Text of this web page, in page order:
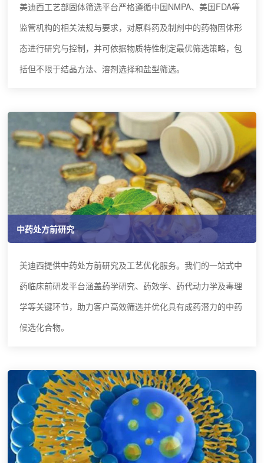
美迪西工艺部固体筛选平台严格遵循中国NMPA、美国FDA等
监管机构的相关法规与要求，对原料药及制剂中的药物固体形
态进行研究与控制，并可依据物质特性制定最优筛选策略，包
括但不限于结晶方法、溶剂选择和盐型筛选。
中药处方前研究
美迪西提供中药处方前研究及工艺优化服务。我们的一站式中
药临床前研发平台涵盖药学研究、药效学、药代动力学及毒理
学等关键环节，助力客户高效筛选并优化具有成药潜力的中药
候选化合物。